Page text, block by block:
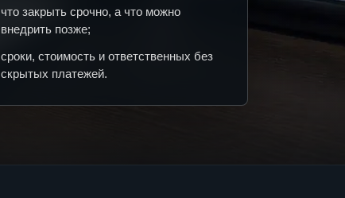
что закрыть срочно, а что можно
внедрить позже;
сроки, стоимость и ответственных без
скрытых платежей.